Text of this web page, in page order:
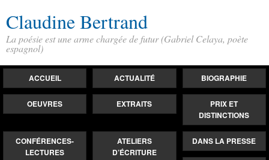
Claudine Bertrand
La poésie est une arme chargée de futur (Gabriel Celaya, poète
espagnol)
ACCUEIL ACTUALITÉ BIOGRAPHIE
OEUVRES EXTRAITS
PRIX ET
DISTINCTIONS
CONFÉRENCES-
LECTURES
ATELIERS
D’ÉCRITURE
DANS LA PRESSE